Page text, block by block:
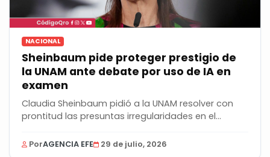
NACIONAL
Sheinbaum pide proteger prestigio de
la UNAM ante debate por uso de IA en
examen
Claudia Sheinbaum pidió a la UNAM resolver con
prontitud las presuntas irregularidades en el...
PorAGENCIA EFE 29 de julio, 2026